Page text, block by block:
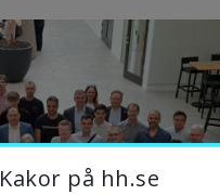
Kakor på hh.se